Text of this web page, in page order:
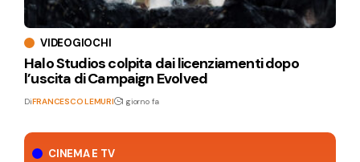
CINEMA E TV
VIDEOGIOCHI
Halo Studios colpita dai licenziamenti dopo
l’uscita di Campaign Evolved
DiFRANCESCO LEMURI 1 giorno fa